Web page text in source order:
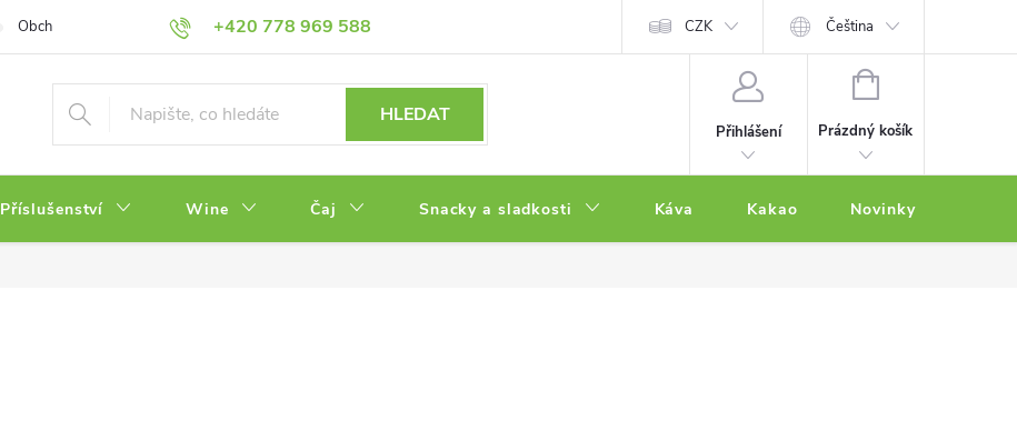
+420 778 969 588
Obchodní podmínky Zásady ochrany osobních údajů CZK Čeština
HLEDAT
Přihlášení
NÁKUPNÍ
Prázdný košík
Příslušenství Wine Čaj Snacky a sladkosti Káva Kakao Novinky